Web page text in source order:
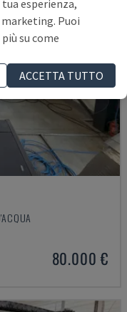
80.000 €
esperienza,
Puoi
su come
ACCETTA TUTTO